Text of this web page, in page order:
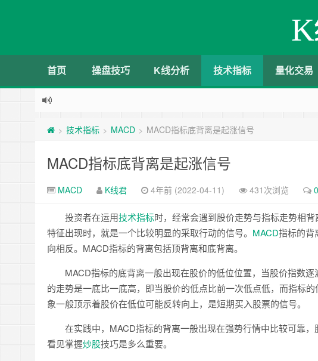
首页 操盘技巧 K线分析 技术指标 量化交易
> 技术指标 > MACD > MACD指标底背离是起涨信号
MACD指标底背离是起涨信号
MACD K线君 4年前 (2022-04-11) 431次浏览
投资者在运用技术指标时，经常会遇到股价走势与指标走势相
特征出现时，就是一个比较明显的采取行动的信号。 MACD指标的背
向相反。MACD指标的背离包括顶背离和底背离。
MACD指标的底背离一般出现在股价的低位位置，当股价指数逐
的走势是一底比一底高，即当股价的低点比前一次低点低，而指标
象一般顶示着股价在低位可能反转向上，是短期买入股票的信号。
在实践中，MACD指标的背离一般出现在强势行情中比较可靠，
看见掌握炒股技巧是多么重要。